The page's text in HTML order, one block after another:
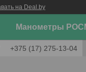
на Deal.by
Манометры
+375 (17) 275-13-04